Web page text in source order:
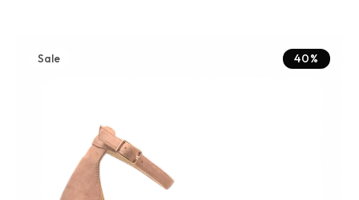
Sale 40%